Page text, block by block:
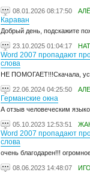
08.01.2026 08:17:50
Караван
Добрый день, подскажите
23.10.2025 01:04:17
Word 2007 пропадают
слова
НЕ ПОМОГАЕТ!!!Скачала,
22.06.2024 04:25:50
Германские окна
А отзыв человеческим
05.10.2023 12:53:51
Word 2007 пропадают
слова
очень благодарен!!!
08.06.2023 14:48:07